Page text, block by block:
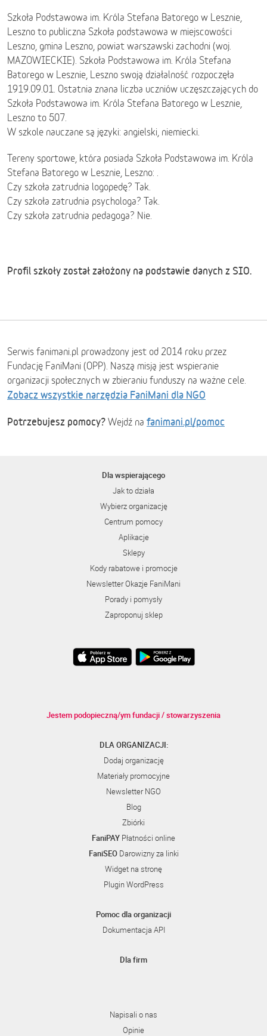
Szkoła Podstawowa im. Króla Stefana Batorego w Lesznie,
Leszno to publiczna Szkoła podstawowa w miejscowości
Leszno, gmina Leszno, powiat warszawski zachodni (woj.
MAZOWIECKIE). Szkoła Podstawowa im. Króla Stefana
Batorego w Lesznie, Leszno swoją działalność rozpoczęła
1919.09.01. Ostatnia znana liczba uczniów uczęszczających do
Szkoła Podstawowa im. Króla Stefana Batorego w Lesznie,
Leszno to 507.
W szkole nauczane są języki: angielski, niemiecki.
Tereny sportowe, która posiada Szkoła Podstawowa im. Króla
Stefana Batorego w Lesznie, Leszno: .
Czy szkoła zatrudnia logopedę? Tak.
Czy szkoła zatrudnia psychologa? Tak.
Czy szkoła zatrudnia pedagoga? Nie.
Profil szkoły został założony na podstawie danych z SIO.
Serwis fanimani.pl prowadzony jest od 2014 roku przez
Fundację FaniMani (OPP). Naszą misją jest wspieranie
organizacji społecznych w zbieraniu funduszy na ważne cele.
Zobacz wszystkie narzędzia FaniMani dla NGO
Potrzebujesz pomocy? Wejdź na fanimani.pl/pomoc
Dla wspierającego
Jak to działa
Wybierz organizację
Centrum pomocy
Aplikacje
Sklepy
Kody rabatowe i promocje
Newsletter Okazje FaniMani
Porady i pomysły
Zaproponuj sklep
Jestem podopieczną/ym fundacji / stowarzyszenia
DLA ORGANIZACJI:
Dodaj organizację
Materiały promocyjne
Newsletter NGO
Blog
Zbiórki
FaniPAY Płatności online
FaniSEODarowizny za linki
Widget na stronę
Plugin WordPress
Pomoc dla organizacji
Dokumentacja API
Dla firm
Napisali o nas
Opinie